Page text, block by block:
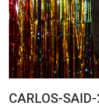
CARLOS-